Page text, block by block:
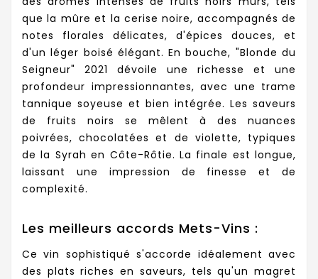
que la mûre et la cerise noire, accompagnés de
notes florales délicates, d'épices douces, et
d'un léger boisé élégant. En bouche, "Blonde du
Seigneur" 2021 dévoile une richesse et une
profondeur impressionnantes, avec une trame
tannique soyeuse et bien intégrée. Les saveurs
de fruits noirs se mêlent à des nuances
poivrées, chocolatées et de violette, typiques
de la Syrah en Côte-Rôtie. La finale est longue,
laissant une impression de finesse et de
complexité.
Les meilleurs accords Mets-Vins :
Ce vin sophistiqué s'accorde idéalement avec
des plats riches en saveurs, tels qu'un magret